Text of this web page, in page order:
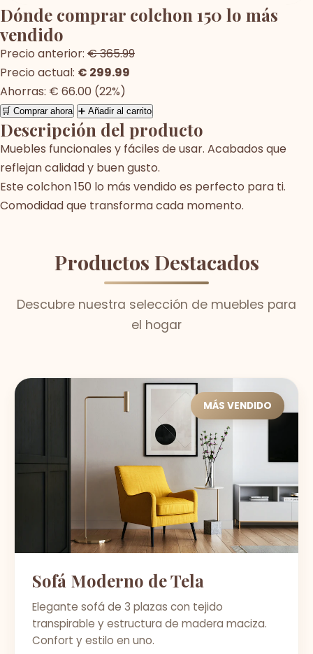
Dónde comprar colchon 150 lo más
vendido
Precio anterior: € 365.99
Precio actual: € 299.99
Ahorras: € 66.00 (22%)
🛒 Comprar ahora ➕ Añadir al carrito
Descripción del producto
Muebles funcionales y fáciles de usar. Acabados que
reflejan calidad y buen gusto.
Este colchon 150 lo más vendido es perfecto para ti.
Comodidad que transforma cada momento.
Productos Destacados
Descubre nuestra selección de muebles para
el hogar
MÁS VENDIDO
Sofá Moderno de Tela
Elegante sofá de 3 plazas con tejido
transpirable y estructura de madera maciza.
Confort y estilo en uno.